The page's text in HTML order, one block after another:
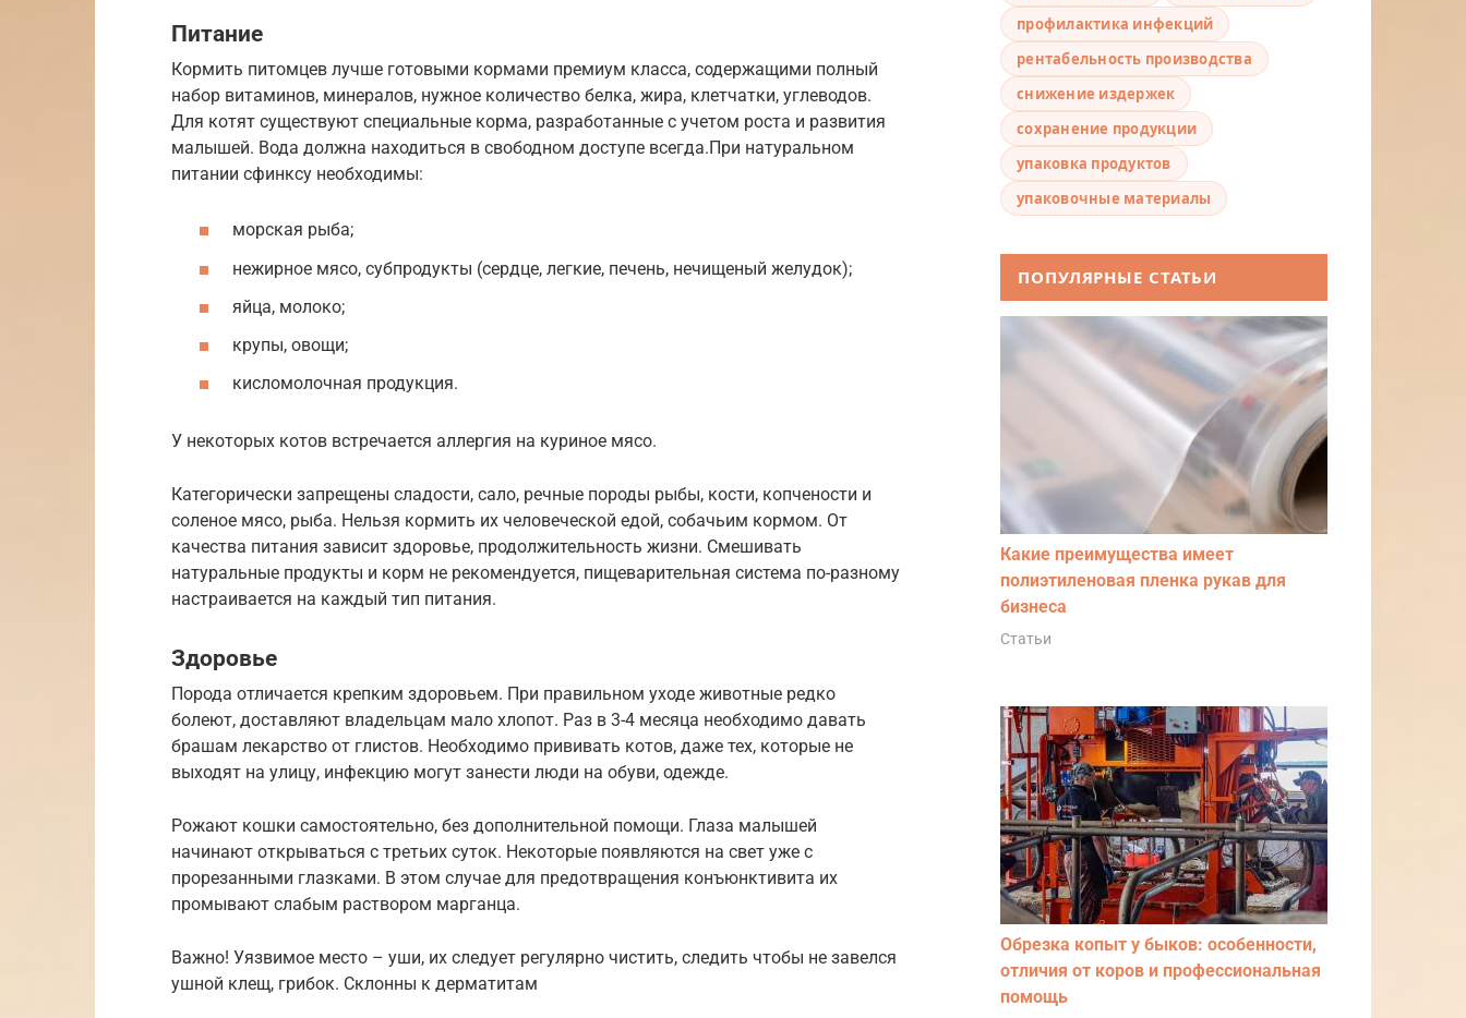
Питание
Кормить питомцев лучше готовыми кормами премиум класса, содержащими полный
набор витаминов, минералов, нужное количество белка, жира, клетчатки, углеводов.
Для котят существуют специальные корма, разработанные с учетом роста и развития
малышей. Вода должна находиться в свободном доступе всегда.При натуральном
питании сфинксу необходимы:
морская рыба;
нежирное мясо, субпродукты (сердце, легкие, печень, нечищеный желудок);
яйца, молоко;
крупы, овощи;
кисломолочная продукция.
У некоторых котов встречается аллергия на куриное мясо.
Категорически запрещены сладости, сало, речные породы рыбы, кости, копчености и
соленое мясо, рыба. Нельзя кормить их человеческой едой, собачьим кормом. От
качества питания зависит здоровье, продолжительность жизни. Смешивать
натуральные продукты и корм не рекомендуется, пищеварительная система по-разному
настраивается на каждый тип питания.
Здоровье
Порода отличается крепким здоровьем. При правильном уходе животные редко
болеют, доставляют владельцам мало хлопот. Раз в 3-4 месяца необходимо давать
брашам лекарство от глистов. Необходимо прививать котов, даже тех, которые не
выходят на улицу, инфекцию могут занести люди на обуви, одежде.
Рожают кошки самостоятельно, без дополнительной помощи. Глаза малышей
начинают открываться с третьих суток. Некоторые появляются на свет уже с
прорезанными глазками. В этом случае для предотвращения конъюнктивита их
промывают слабым раствором марганца.
Важно! Уязвимое место – уши, их следует регулярно чистить, следить чтобы не завелся
ушной клещ, грибок. Склонны к дерматитам
профилактика инфекций
рентабельность производства
снижение издержек
сохранение продукции
упаковка продуктов
упаковочные материалы
ПОПУЛЯРНЫЕ СТАТЬИ
Какие преимущества имеет
полиэтиленовая пленка рукав для
бизнеса
Статьи
Обрезка копыт у быков: особенности,
отличия от коров и профессиональная
помощь